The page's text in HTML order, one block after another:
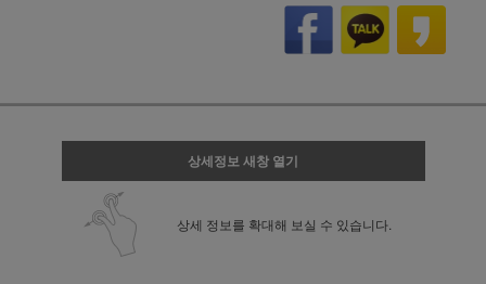
상세정보 새창 열기
상세 정보를 확대해 보실 수 있습니다.